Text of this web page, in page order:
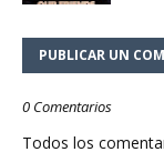
PUBLICAR UN
0 Comentarios
Todos los